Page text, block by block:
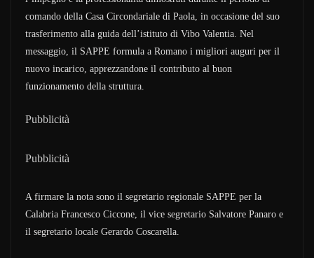
comando della Casa Circondariale di Paola, in occasione del suo
trasferimento alla guida dell’istituto di Vibo Valentia. Nel
messaggio, il SAPPE formula a Romano i migliori auguri per il
nuovo incarico, apprezzandone il contributo al buon
funzionamento della struttura.
Pubblicità
Pubblicità
A firmare la nota sono il segretario regionale SAPPE per la
Calabria Francesco Ciccone, il vice segretario Salvatore Panaro e
il segretario locale Gerardo Coscarella.